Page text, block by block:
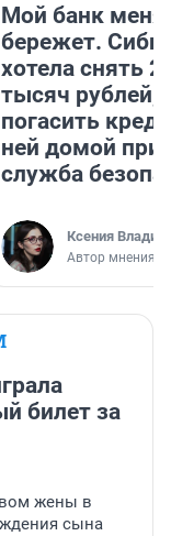
Мой банк меня
бережет.
хотела снять
тысяч рублей,
погасить
ней домой
служба
Ксения
Автор мнения
билет за
жены в
сына